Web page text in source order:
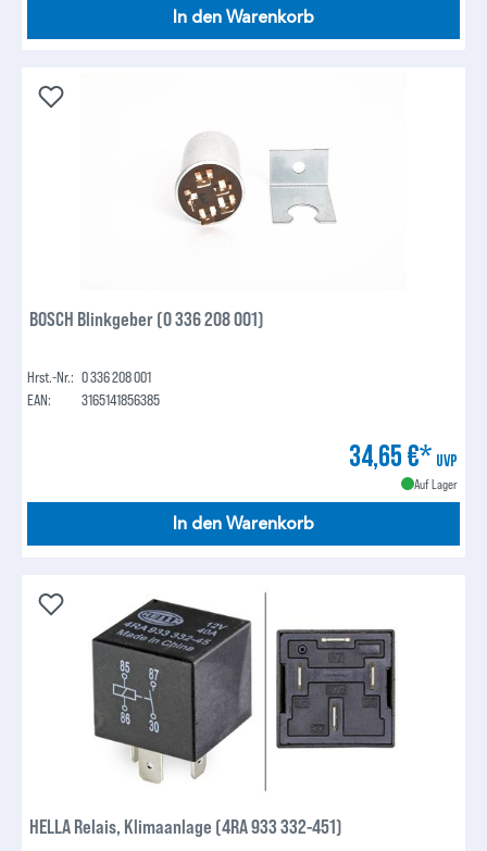
In den Warenkorb
BOSCH Blinkgeber (0 336 208 001)
Hrst.-Nr.: 0 336 208 001
EAN:
3165141856385
34,65 €* UVP
Auf Lager
In den Warenkorb
HELLA Relais, Klimaanlage (4RA 933 332-451)